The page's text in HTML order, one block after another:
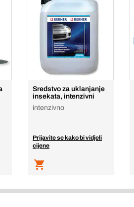
Sredstvo za uklanjanje
insekata, intenzivni
intenzivno
Prijavite se kako bi vidjeli
cijene